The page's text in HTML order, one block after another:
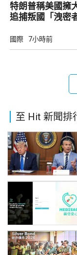
特朗普稱美國
追捕叛國「洩密
國際 7小時前
至 Hit 新聞排